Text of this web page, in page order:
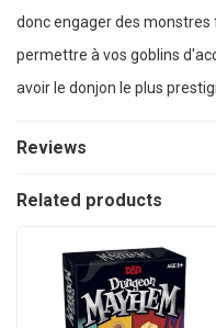
donc engager des
permettre à vos goblins
avoir le donjon le plus
Reviews
Related products